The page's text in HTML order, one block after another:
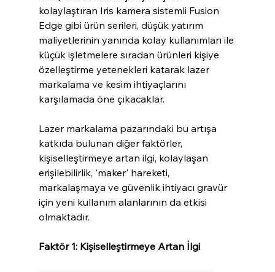
kolaylaştıran Iris kamera sistemli Fusion
Edge gibi ürün serileri, düşük yatırım
maliyetlerinin yanında kolay kullanımları ile
küçük işletmelere sıradan ürünleri kişiye
özelleştirme yetenekleri katarak lazer
markalama ve kesim ihtiyaçlarını
karşılamada öne çıkacaklar.
Lazer markalama pazarındaki bu artışa
katkıda bulunan diğer faktörler,
kişiselleştirmeye artan ilgi, kolaylaşan
erişilebilirlik, 'maker' hareketi,
markalaşmaya ve güvenlik ihtiyacı gravür
için yeni kullanım alanlarının da etkisi
olmaktadır.
Faktör 1: Kişiselleştirmeye Artan İlgi